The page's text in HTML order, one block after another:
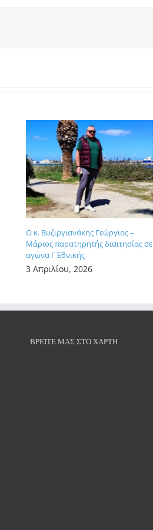
Ο κ. Βυζιργιανάκης Γεώργιος –
Μάριος παρατηρητής διαιτησίας σε
αγώνα Γ΄ Εθνικής
3 Απριλίου, 2026
ΒΡΕΊΤΕ ΜΑΣ ΣΤΟ ΧΆΡΤΗ